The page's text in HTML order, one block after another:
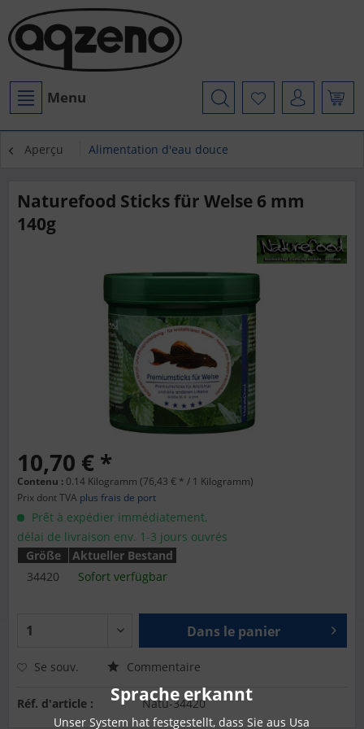
Menu
Aperçu Alimentation d'eau douce
Naturefood Sticks für Welse 6 mm
140g
10,70 € *
Contenu : 0.14 Kilogramm (76,43 € * / 1 Kilogramm)
Prix dont TVA plus frais de port
Prêt à expédier immédiatement,
délai de livraison env. 1-3 jours ouvrés
Größe
Aktueller Bestand
34420
Sofort verfügbar
Dans le panier
Se souv. Commentaire
Réf. d'article : Natu-34420
Sprache erkannt
Unser System hat festgestellt, dass Sie aus Usa